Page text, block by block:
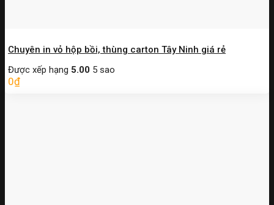
Chuyên in vỏ hộp bồi, thùng carton Tây Ninh giá rẻ
Được xếp hạng 5.00 5 sao
0₫